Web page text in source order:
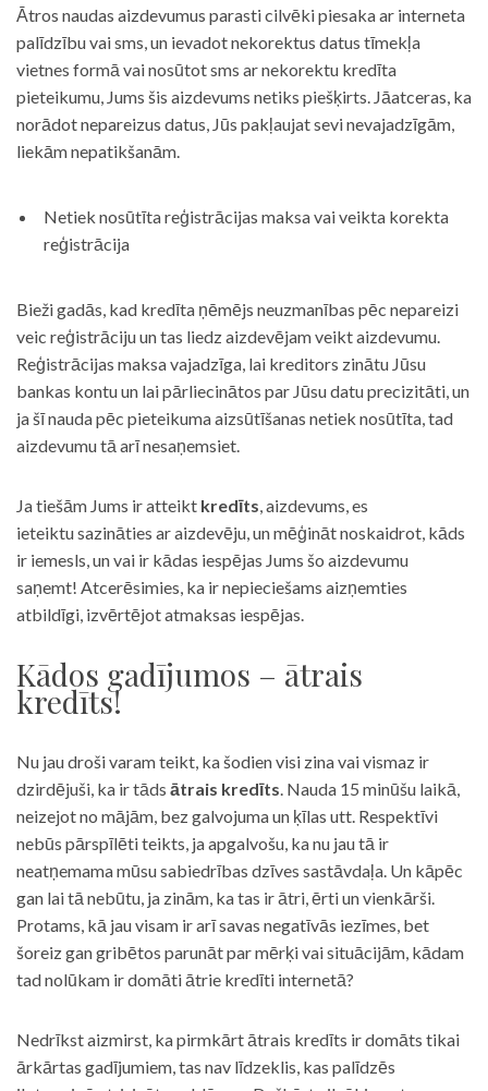
Ātros naudas aizdevumus parasti cilvēki piesaka ar interneta
palīdzību vai sms, un ievadot nekorektus datus tīmekļa
vietnes formā vai nosūtot sms ar nekorektu kredīta
pieteikumu, Jums šis aizdevums netiks piešķirts. Jāatceras, ka
norādot nepareizus datus, Jūs pakļaujat sevi nevajadzīgām,
liekām nepatikšanām.
Netiek nosūtīta reģistrācijas maksa vai veikta korekta
reģistrācija
Bieži gadās, kad kredīta ņēmējs neuzmanības pēc nepareizi
veic reģistrāciju un tas liedz aizdevējam veikt aizdevumu.
Reģistrācijas maksa vajadzīga, lai kreditors zinātu Jūsu
bankas kontu un lai pārliecinātos par Jūsu datu precizitāti, un
ja šī nauda pēc pieteikuma aizsūtīšanas netiek nosūtīta, tad
aizdevumu tā arī nesaņemsiet.
Ja tiešām Jums ir atteikt kredīts, aizdevums, es
ieteiktu sazināties ar aizdevēju, un mēģināt noskaidrot, kāds
ir iemesls, un vai ir kādas iespējas Jums šo aizdevumu
saņemt! Atcerēsimies, ka ir nepieciešams aizņemties
atbildīgi, izvērtējot atmaksas iespējas.
Kādos gadījumos – ātrais
kredīts!
Nu jau droši varam teikt, ka šodien visi zina vai vismaz ir
dzirdējuši, ka ir tāds ātrais kredīts. Nauda 15 minūšu laikā,
neizejot no mājām, bez galvojuma un ķīlas utt. Respektīvi
nebūs pārspīlēti teikts, ja apgalvošu, ka nu jau tā ir
neatņemama mūsu sabiedrības dzīves sastāvdaļa. Un kāpēc
gan lai tā nebūtu, ja zinām, ka tas ir ātri, ērti un vienkārši.
Protams, kā jau visam ir arī savas negatīvās iezīmes, bet
šoreiz gan gribētos parunāt par mērķi vai situācijām, kādam
tad nolūkam ir domāti ātrie kredīti internetā?
Nedrīkst aizmirst, ka pirmkārt ātrais kredīts ir domāts tikai
ārkārtas gadījumiem, tas nav līdzeklis, kas palīdzēs